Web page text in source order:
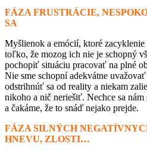
FÁZA FRUSTRÁCIE,
SA
Myšlienok a emócií, ktoré
toľko, že mozog ich nie je schopný
pochopiť situáciu pracovať na plné
Nie sme schopní adekvátne
odstrihnúť sa od reality a niekam
nikoho a nič neriešiť. Nechce sa
a čakáme, že to snáď nejako prejde.
FÁZA SILNÝCH
HNEVU, ZLOSTI…